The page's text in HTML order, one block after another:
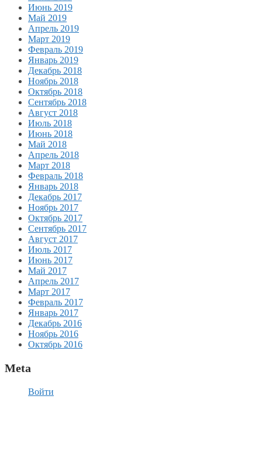
Июнь 2019
Май 2019
Апрель 2019
Март 2019
Февраль 2019
Январь 2019
Декабрь 2018
Ноябрь 2018
Октябрь 2018
Сентябрь 2018
Август 2018
Июль 2018
Июнь 2018
Май 2018
Апрель 2018
Март 2018
Февраль 2018
Январь 2018
Декабрь 2017
Ноябрь 2017
Октябрь 2017
Сентябрь 2017
Август 2017
Июль 2017
Июнь 2017
Май 2017
Апрель 2017
Март 2017
Февраль 2017
Январь 2017
Декабрь 2016
Ноябрь 2016
Октябрь 2016
Meta
Войти